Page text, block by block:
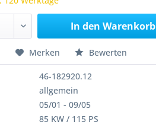
In den Warenkorb
Merken Bewerten
46-182920.12
allgemein
05/01 - 09/05
85 KW / 115 PS